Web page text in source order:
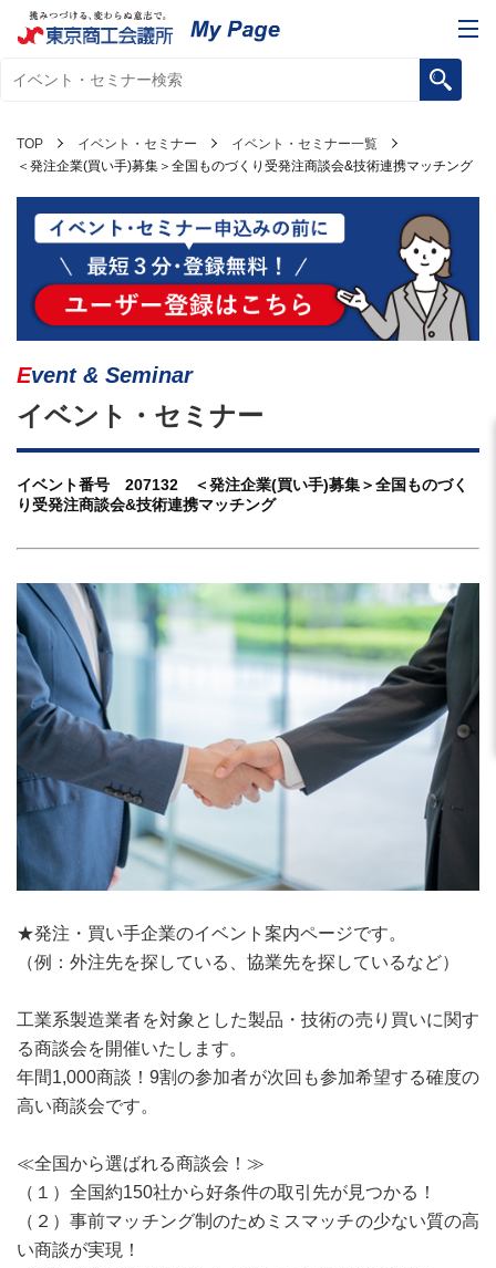
TOP イベント・セミナー
イベント・セミナー一覧
＜発注企業(買い手)募集＞全国ものづくり受発注商談会&技術連携マッチング
Event & Seminar
イベント・セミナー
イベント番号 207132 ＜発注企業(買い手)募集＞全国ものづく
り受発注商談会&技術連携マッチング
★発注・買い手企業のイベント案内ページです。
（例：外注先を探している、協業先を探しているなど）
工業系製造業者を対象とした製品・技術の売り買いに関す
る商談会を開催いたします。
年間1,000商談！9割の参加者が次回も参加希望する確度の
高い商談会です。
≪全国から選ばれる商談会！≫
（１）全国約150社から好条件の取引先が見つかる！
（２）事前マッチング制のためミスマッチの少ない質の高
い商談が実現！